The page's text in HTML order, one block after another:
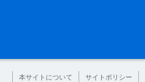
本サイトについて サイトポリシー